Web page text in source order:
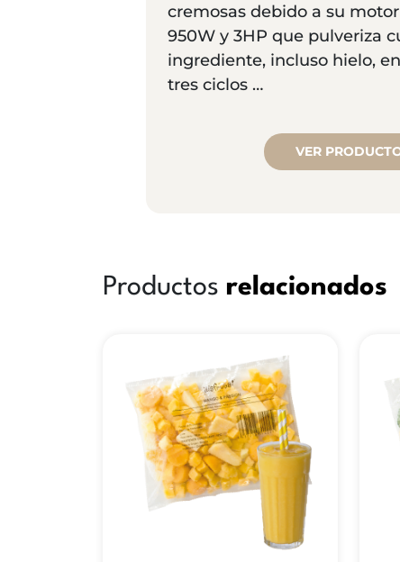
cremosas debido a su
950W y 3HP que pulveriza
ingrediente, incluso hielo,
tres ciclos …
VER
Productos relacionados